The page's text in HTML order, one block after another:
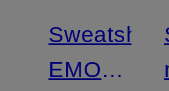
Sweatshirt